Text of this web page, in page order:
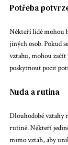
Potřeba
Někteří lidé mohou
jiných osob. Pokud
vztahu, mohou
poskytnout pocit
Nuda a rutina
Dlouhodobé vztahy
rutině. Někteří
mimo vztah, aby